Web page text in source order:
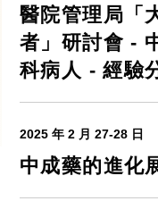
醫院管理局「
者」研討會 -
科病人 - 經驗
2025 年 2 月 27-28 日
中成藥的進化